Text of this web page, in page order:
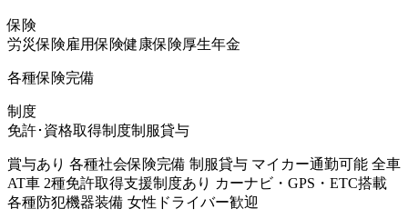
保険
労災保険雇用保険健康保険厚生年金
各種保険完備
制度
免許･資格取得制度制服貸与
賞与あり 各種社会保険完備 制服貸与 マイカー通勤可能 全車
AT車 2種免許取得支援制度あり カーナビ・GPS・ETC搭載
各種防犯機器装備 女性ドライバー歓迎